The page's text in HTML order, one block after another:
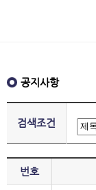
공지사항
검색조건
번호